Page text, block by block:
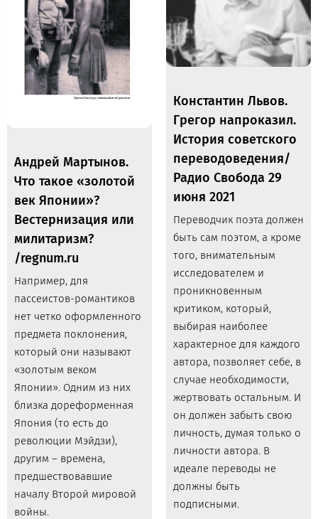
Андрей Мартынов.
Что такое «золотой
век Японии»?
Вестернизация или
милитаризм?
/regnum.ru
Например, для
пассеистов-романтиков
нет четко оформленного
предмета поклонения,
который они называют
«золотым веком
Японии». Одним из них
близка дореформенная
Япония (то есть до
революции Мэйдзи),
другим – времена,
предшествовавшие
началу Второй мировой
войны.
Константин Львов.
Грегор напроказил.
История советского
переводоведения/
Радио Свобода 29
июня 2021
Переводчик поэта должен
быть сам поэтом, а кроме
того, внимательным
исследователем и
проникновенным
критиком, который,
выбирая наиболее
характерное для каждого
автора, позволяет себе, в
случае необходимости,
жертвовать остальным. И
он должен забыть свою
личность, думая только о
личности автора. В
идеале переводы не
должны быть
подписными.